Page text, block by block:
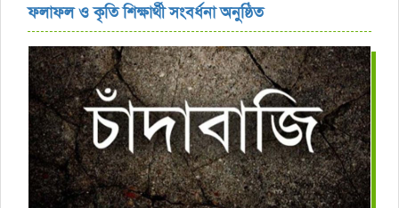
ফলাফল ও কৃতি শিক্ষার্থী সংবর্ধনা অনুষ্ঠিত